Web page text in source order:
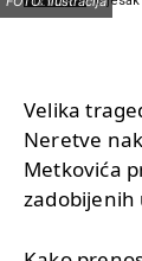
Velika
Neretve
Metkovića